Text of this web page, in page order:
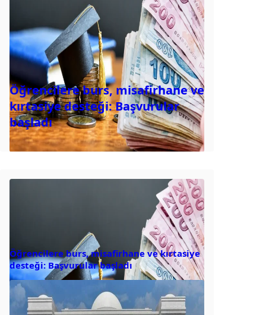
Öğrencilere burs, misafirhane ve
kırtasiye desteği: Başvurular
başladı
Öğrencilere burs, misafirhane ve kırtasiye
desteği: Başvurular başladı